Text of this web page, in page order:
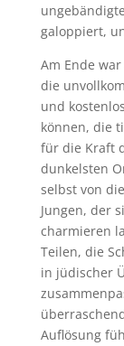
galoppiert,
Am Ende
die
und
können, die
für die Kraft
dunkelsten
selbst von
Jungen, der
charmieren
Teilen, die
in jüdischer
Auflösung